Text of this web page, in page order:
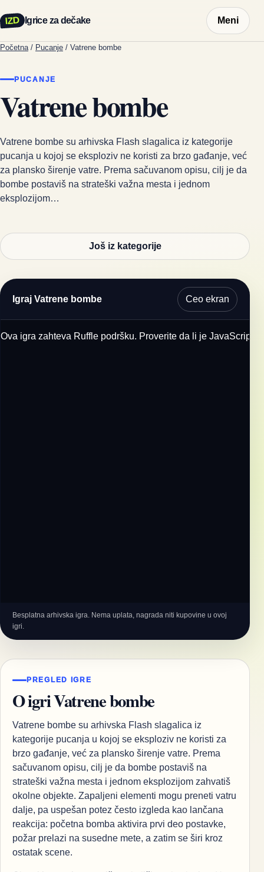
IZD Igrice za dečake Meni
Početna / Pucanje / Vatrene bombe
PUCANJE
Vatrene bombe
Vatrene bombe su arhivska Flash slagalica iz kategorije
pucanja u kojoj se eksploziv ne koristi za brzo gađanje, već
za plansko širenje vatre. Prema sačuvanom opisu, cilj je da
bombe postaviš na strateški važna mesta i jednom
eksplozijom…
Još iz kategorije
Igraj Vatrene bombe Ceo ekran
Ova igra zahteva Ruffle podršku. Proverite da li je JavaScript
Besplatna arhivska igra. Nema uplata, nagrada niti kupovine u ovoj
igri.
PREGLED IGRE
O igri Vatrene bombe
Vatrene bombe su arhivska Flash slagalica iz
kategorije pucanja u kojoj se eksploziv ne koristi za
brzo gađanje, već za plansko širenje vatre. Prema
sačuvanom opisu, cilj je da bombe postaviš na
strateški važna mesta i jednom eksplozijom zahvatiš
okolne objekte. Zapaljeni elementi mogu preneti vatru
dalje, pa uspešan potez često izgleda kao lančana
reakcija: početna bomba aktivira prvi deo postavke,
požar prelazi na susedne mete, a zatim se širi kroz
ostatak scene.